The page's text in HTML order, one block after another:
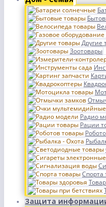
Другие
Зоотовары
Радио
Рации
Спорта
Защита